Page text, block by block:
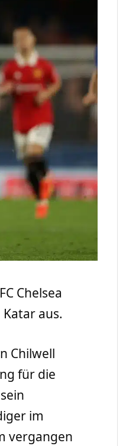
Chelsea
aus.
Chilwell
für die
im
vergangen